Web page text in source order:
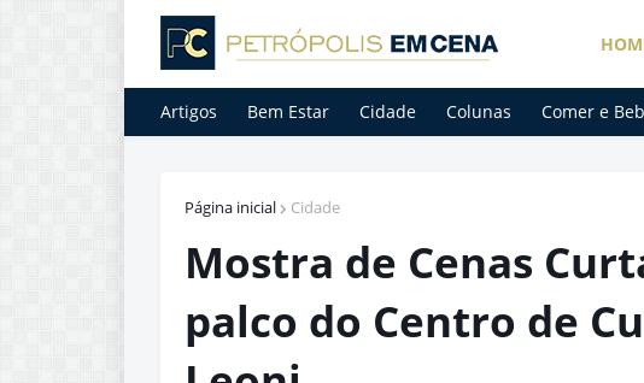
Artigos Bem Estar Cidade Colunas Comer e
Página inicial Cidade
Mostra de Cenas
palco do Centro de